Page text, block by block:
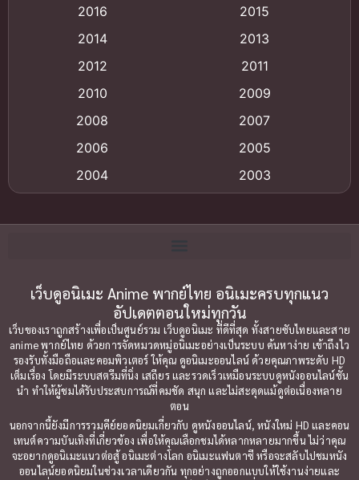
Animation แอนิเมชัน
(9)
Big tits (นมใหญ่)
Bitch (ผู้หญิงร่าน)
Bondage (ทาส)(1)
Censored (เซ็นเซอร์)(19)
Comedy (ตลก)(79)
Comedy ตลก
Comic Book การ์ตูน(1)
Coming of Age ก้าวพ้นวัย (7)
2016
2015
2014
2013
2012
2011
2010
2009
2008
2007
2006
2005
2004
2003
2000
1999
1996
1990
1989
1988
1987
1985
1984
1983
1982
1981
1980
1979
1977
1972
เว็บดูอนิเมะ Anime พากย์ไทย อนิเมะครบทุกแนว
อัปเดตตอนใหม่ทุกวัน
เว็บของเราถูกสร้างเพื่อเป็นศูนย์รวม เว็บดูอนิเมะ ที่ดีที่สุด ทั้งสายซับไทยและสาย
anime พากย์ไทย ด้วยการจัดหมวดหมู่อนิเมะอย่างเป็นระบบ ค้นหาง่าย เข้าถึงไว
รองรับทั้งมือถือและคอมพิวเตอร์ ให้คุณ ดูอนิเมะออนไลน์ ด้วยคุณภาพระดับ HD
เต็มเรื่อง โดยมีระบบสตรีมที่นิ่ง เสถียร และรวดเร็วเหมือนระบบดูหนังออนไลน์ชั้น
นำ ทำให้ผู้ชมได้รับประสบการณ์ที่คมชัด สนุก และไม่สะดุดแม้ดูต่อเนื่องหลาย
ตอน
นอกจากนี้ยังมีการรวมคีย์ยอดนิยมเกี่ยวกับ ดูหนังออนไลน์, หนังใหม่ HD และคอน
เทนต์ความบันเทิงที่เกี่ยวข้อง เพื่อให้คุณเลือกชมได้หลากหลายมากขึ้น ไม่ว่าคุณ
จะอยากดูอนิเมะแนวต่อสู้ อนิเมะต่างโลก อนิเมะแฟนตาซี หรือจะสลับไปชมหนัง
ออนไลน์ยอดนิยมในช่วงเวลาเดียวกัน ทุกอย่างถูกออกแบบให้ใช้งานง่ายและ